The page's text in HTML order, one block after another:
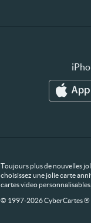
Toujours plus de nouvelles
choisissez une jolie carte
cartes video
© 1997-2026 CyberCartes ®